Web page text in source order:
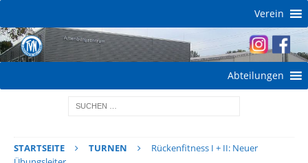
Verein
Abteilungen
STARTSEITE TURNEN
Rückenfitness I + II: Neuer